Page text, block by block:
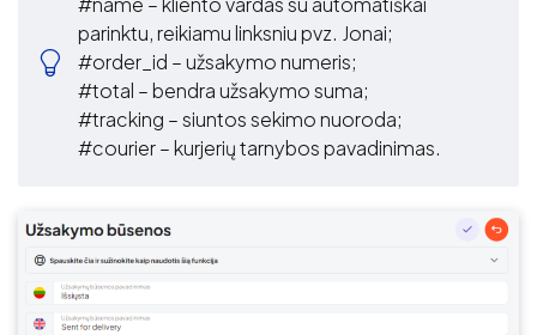
parinktu, reikiamu linksniu pvz. Jonai;
#order_id – užsakymo numeris;
#total – bendra užsakymo suma;
#tracking – siuntos sekimo nuoroda;
#courier – kurjerių tarnybos pavadinimas.